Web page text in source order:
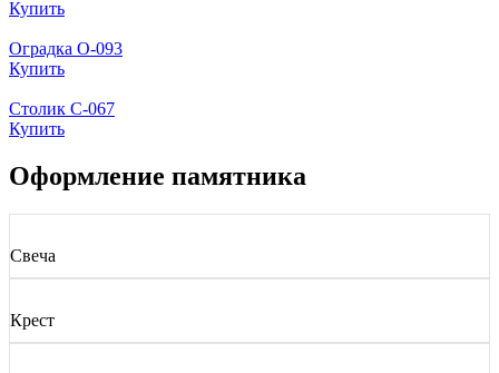
Купить
Оградка О-093
Купить
Столик С-067
Купить
Оформление памятника
Свеча
Крест